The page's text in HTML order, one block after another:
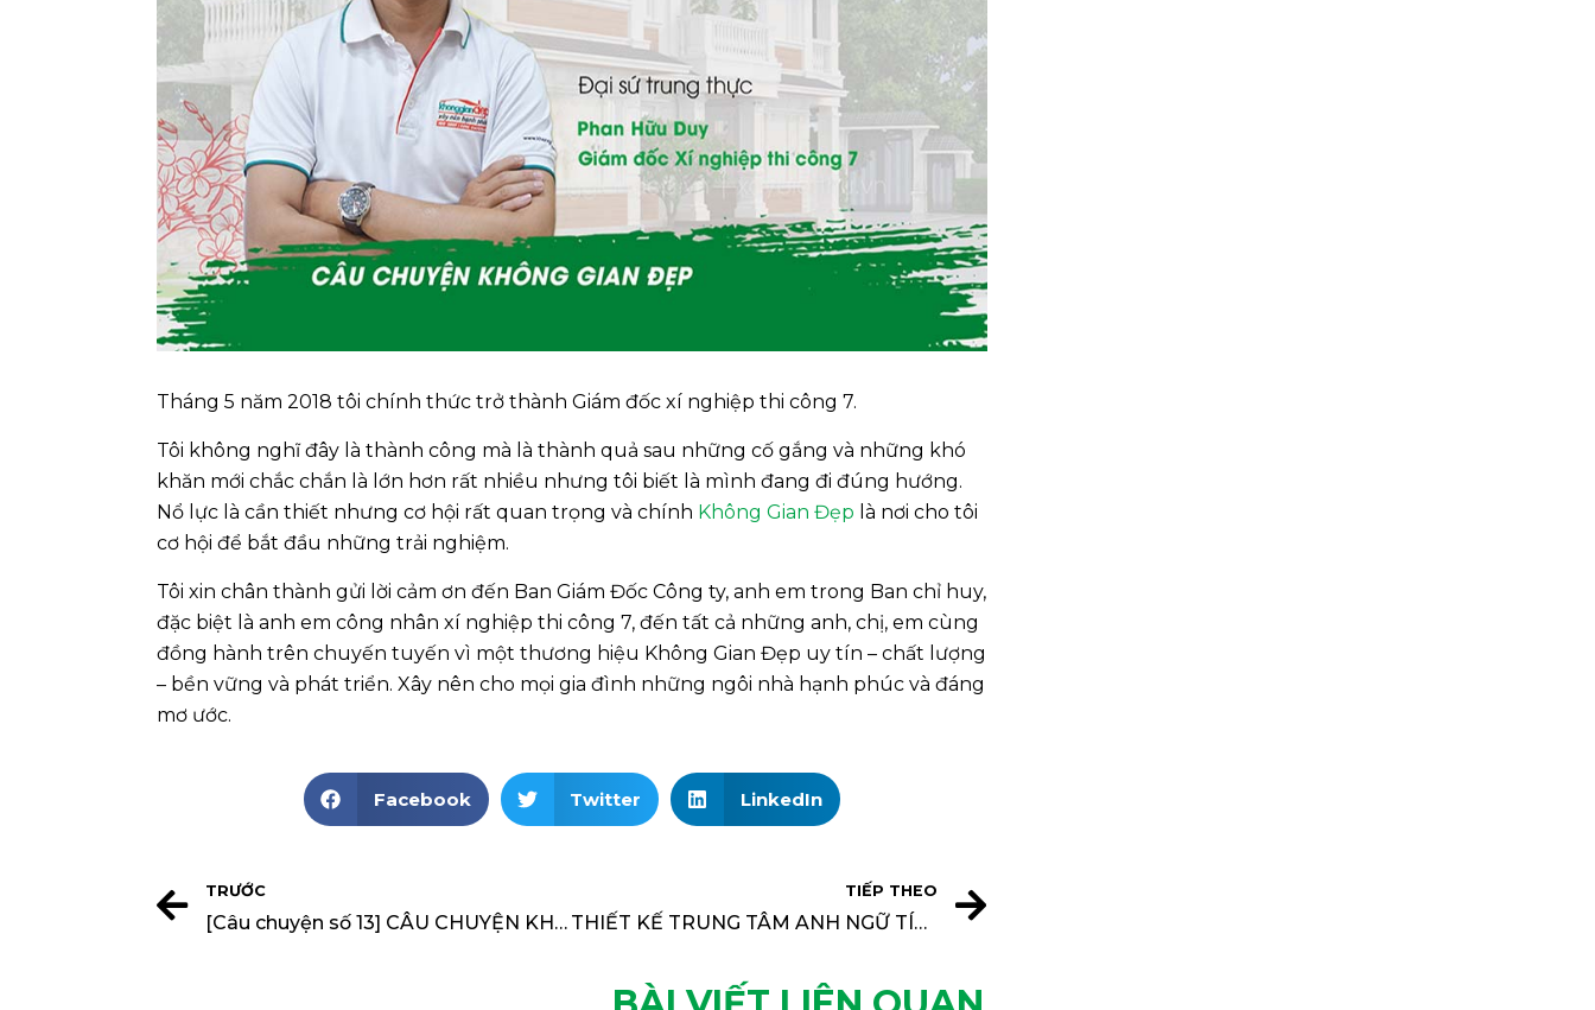
Tháng 5 năm 2018 tôi chính thức trở thành Giám đốc xí nghiệp thi công 7.
Tôi không nghĩ đây là thành công mà là thành quả sau những cố gắng và những khó
khăn mới chắc chắn là lớn hơn rất nhiều nhưng tôi biết là mình đang đi đúng hướng.
Nổ lực là cần thiết nhưng cơ hội rất quan trọng và chính Không Gian Đẹp là nơi cho tôi
cơ hội để bắt đầu những trải nghiệm.
Tôi xin chân thành gửi lời cảm ơn đến Ban Giám Đốc Công ty, anh em trong Ban chỉ huy,
đặc biệt là anh em công nhân xí nghiệp thi công 7, đến tất cả những anh, chị, em cùng
đồng hành trên chuyến tuyến vì một thương hiệu Không Gian Đẹp uy tín – chất lượng
– bền vững và phát triển. Xây nên cho mọi gia đình những ngôi nhà hạnh phúc và đáng
mơ ước.
Facebook Twitter LinkedIn
TRƯỚC
[Câu chuyện số 13] CÂU CHUYỆN KHÔNG GIAN ĐẸP – Anh Nguyễn Minh Tài (Tổ trưởng tổ mộc 1 – VP Nội Thất Không Gian Đẹp)
TIẾP THEO
THIẾT KẾ TRUNG TÂM ANH NGỮ TÍCH HỢP 3 TIỆN ÍCH